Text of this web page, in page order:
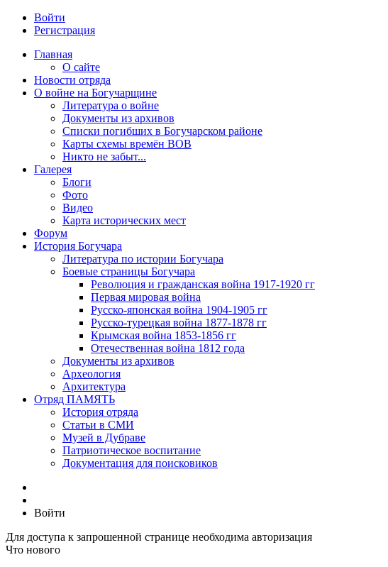
Войти
Регистрация
Главная
О сайте
Новости отряда
О войне на Богучарщине
Литература о войне
Документы из архивов
Списки погибших в Богучарском районе
Карты схемы времён ВОВ
Никто не забыт...
Галерея
Блоги
Фото
Видео
Карта исторических мест
Форум
История Богучара
Литература по истории Богучара
Боевые страницы Богучара
Революция и гражданская война 1917-1920 гг
Первая мировая война
Русско-японская война 1904-1905 гг
Русско-турецкая война 1877-1878 гг
Крымская война 1853-1856 гг
Отечественная война 1812 года
Документы из архивов
Археология
Архитектура
Отряд ПАМЯТЬ
История отряда
Статьи в СМИ
Музей в Дубраве
Патриотическое воспитание
Документация для поисковиков
Войти
Для доступа к запрошенной странице необходима авторизация
Что нового